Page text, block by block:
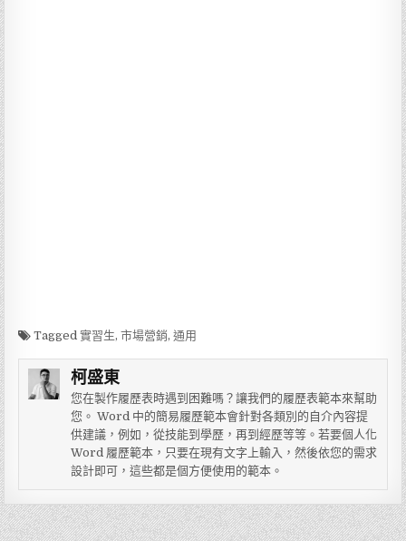
Tagged實習生,市場營銷,通用
柯盛東
您在製作履歷表時遇到困難嗎？讓我們的履歷表範本來幫助
您。 Word 中的簡易履歷範本會針對各類別的自介內容提
供建議，例如，從技能到學歷，再到經歷等等。若要個人化
Word 履歷範本，只要在現有文字上輸入，然後依您的需求
設計即可，這些都是個方便使用的範本。